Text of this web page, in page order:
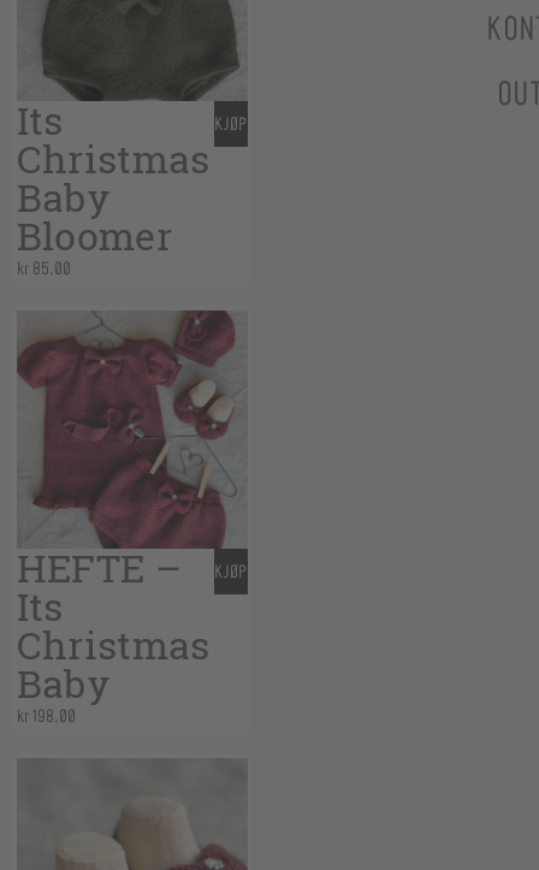
Its
Christmas
Baby
Bloomer
kr85,00
KJØP
HEFTE –
Its
Christmas
Baby
kr198,00
KJØP